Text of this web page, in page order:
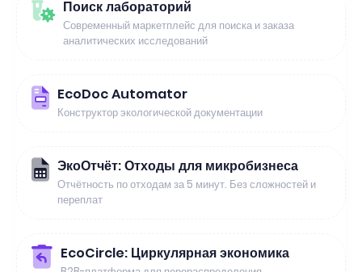
Поиск лабораторий
Современный маркетплейс для поиска и заказа
аналитических исследований
EcoDoc Automator
Конструктор экологической документации
ЭкоОтчёт: Отходы для микробизнеса
Отчётность по отходам за 5 минут. Без сложностей и
переплат
EcoCircle: Циркулярная экономика